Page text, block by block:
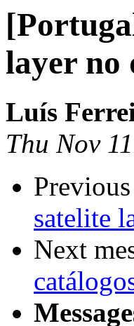
layer no
Luís
Thu Nov
Previous
satelite
Next